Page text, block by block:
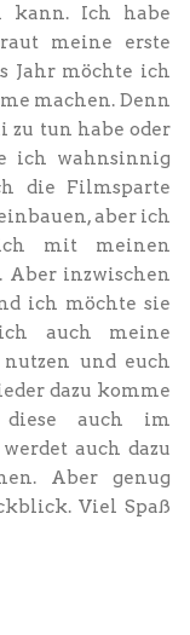
kann. Ich habe
meine erste
Jahr möchte ich
machen. Denn
zu tun habe oder
ich wahnsinnig
die Filmsparte
aber ich
mit meinen
Aber inzwischen
ich möchte sie
auch meine
und euch
dazu komme
auch im
auch dazu
Aber genug
Viel Spaß